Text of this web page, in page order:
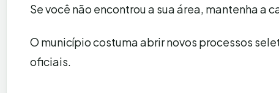
Se você não encontrou a sua área, mantenha a
O município costuma abrir novos processos
oficiais.